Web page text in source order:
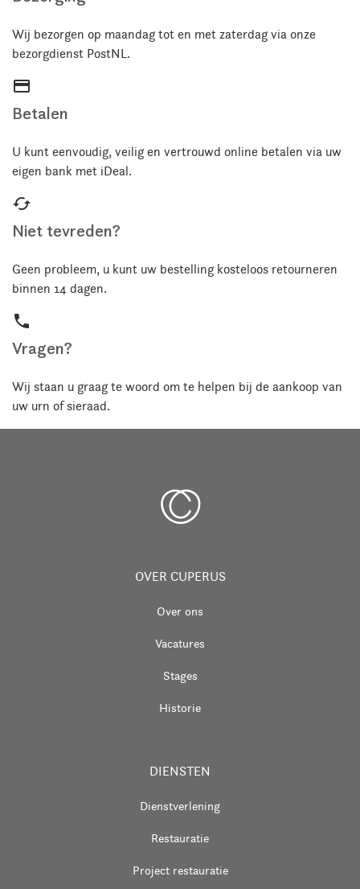
Wij bezorgen op maandag tot en met zaterdag via onze
bezorgdienst PostNL.
credit_card
Betalen
U kunt eenvoudig, veilig en vertrouwd online betalen via uw
eigen bank met iDeal.
cached
Niet tevreden?
Geen probleem, u kunt uw bestelling kosteloos retourneren
binnen 14 dagen.
phone
Vragen?
Wij staan u graag te woord om te helpen bij de aankoop van
uw urn of sieraad.
OVER CUPERUS
Over ons
Vacatures
Stages
Historie
DIENSTEN
Dienstverlening
Restauratie
Project restauratie